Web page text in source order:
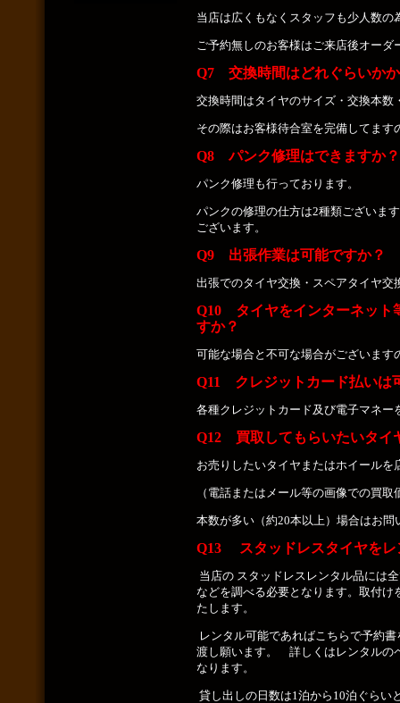
当店は広くもなくスタッフも少人数
ご予約無しのお客様はご来店後オー
Q7 交換時間はどれぐらいか
交換時間はタイヤのサイズ・交換本
その際はお客様待合室を完備してま
Q8 パンク修理はできますか？
パンク修理も行っております。
パンクの修理の仕方は2種類ございま
ございます。
Q9 出張作業は可能ですか？
出張でのタイヤ交換・スペアタイヤ
Q10 タイヤをインターネット
すか？
可能な場合と不可な場合がございま
Q11 クレジットカード払いは
各種クレジットカード及び電子マネ
Q12 買取してもらいたいタイ
お売りしたいタイヤまたはホイール
（電話またはメール等の画像での買
本数が多い（約20本以上）場合はお
Q13 スタッドレスタイヤをレ
当店の スタッドレスレンタル品には
などを調べる必要となります。取付
たします。
レンタル可能であればこちらで予約
渡し願います。 詳しくはレンタルの
なります。
貸し出しの日数は1泊から10泊ぐらい